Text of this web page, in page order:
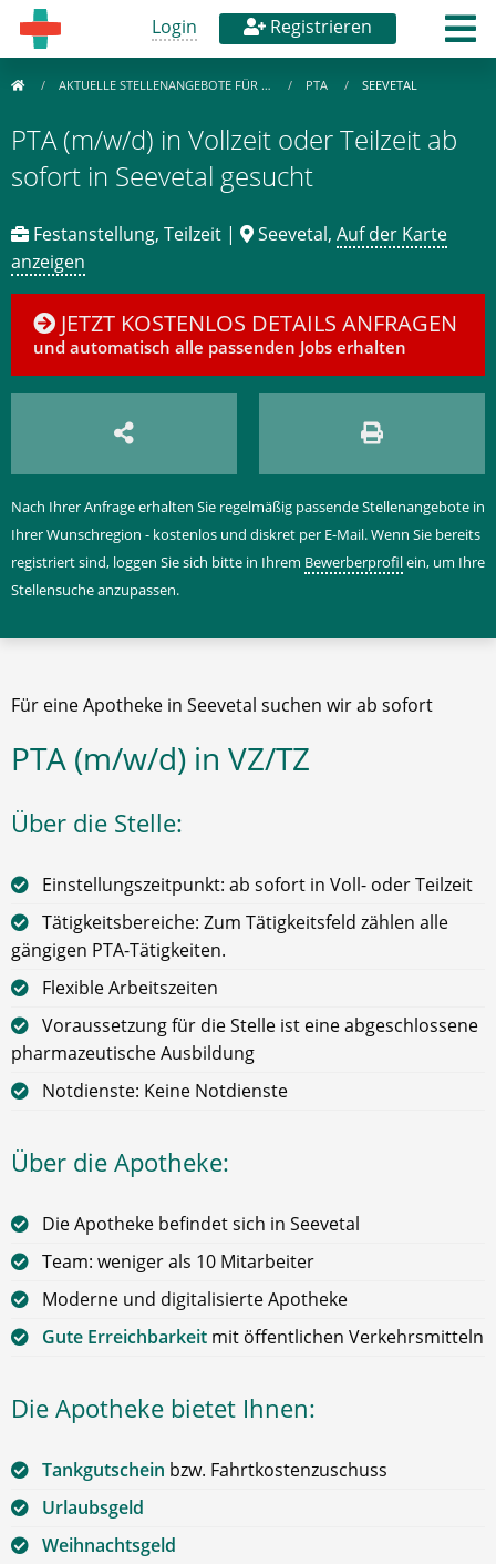
Login Registrieren
AKTUELLE STELLENANGEBOTE FÜR … PTA SEEVETAL
PTA (m/w/d) in Vollzeit oder Teilzeit ab
sofort in Seevetal gesucht
Festanstellung, Teilzeit | Seevetal, Auf der Karte
anzeigen
JETZT KOSTENLOS DETAILS ANFRAGEN
und automatisch alle passenden Jobs erhalten
Nach Ihrer Anfrage erhalten Sie regelmäßig passende Stellenangebote in
Ihrer Wunschregion - kostenlos und diskret per E-Mail. Wenn Sie bereits
registriert sind, loggen Sie sich bitte in Ihrem Bewerberprofilein, um Ihre
Stellensuche anzupassen.
Für eine Apotheke in Seevetal suchen wir ab sofort
PTA (m/w/d) in VZ/TZ
Über die Stelle:
Einstellungszeitpunkt: ab sofort in Voll- oder Teilzeit
Tätigkeitsbereiche: Zum Tätigkeitsfeld zählen alle
gängigen PTA-Tätigkeiten.
Flexible Arbeitszeiten
Voraussetzung für die Stelle ist eine abgeschlossene
pharmazeutische Ausbildung
Notdienste: Keine Notdienste
Über die Apotheke:
Die Apotheke befindet sich in Seevetal
Team: weniger als 10 Mitarbeiter
Moderne und digitalisierte Apotheke
Gute Erreichbarkeit mit öffentlichen Verkehrsmitteln
Die Apotheke bietet Ihnen:
Tankgutschein bzw. Fahrtkostenzuschuss
Urlaubsgeld
Weihnachtsgeld